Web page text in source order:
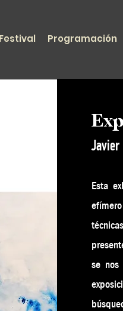
Programación
Javier
Esta
se nos